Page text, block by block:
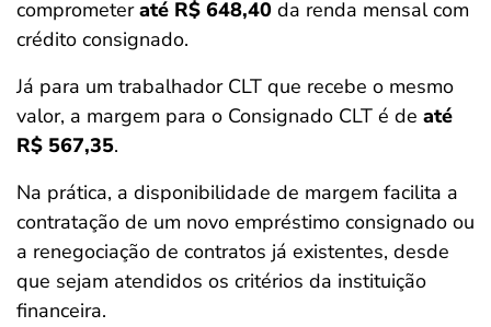
comprometeraté R$ 648,40 da renda mensal com
crédito consignado.
Já para um trabalhador CLT que recebe o mesmo
valor, a margem para o Consignado CLT é de até
R$ 567,35.
Na prática, a disponibilidade de margem facilita a
contratação de um novo empréstimo consignado ou
a renegociação de contratos já existentes, desde
que sejam atendidos os critérios da instituição
financeira.